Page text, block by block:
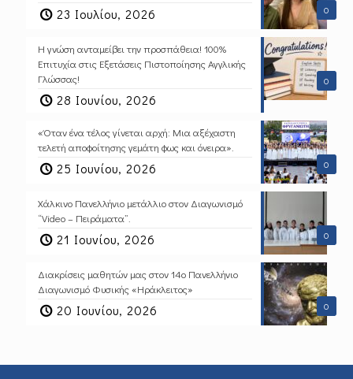
0
23 Ιουλίου, 2026
0
Η γνώση ανταμείβει την προσπάθεια! 100%
Επιτυχία στις Εξετάσεις Πιστοποίησης Αγγλικής
Γλώσσας!
28 Ιουνίου, 2026
0
«Όταν ένα τέλος γίνεται αρχή: Μια αξέχαστη
τελετή αποφοίτησης γεμάτη φως και όνειρα».
25 Ιουνίου, 2026
0
Χάλκινο Πανελλήνιο μετάλλιο στον Διαγωνισμό
“Video – Πειράματα”.
21 Ιουνίου, 2026
0
Διακρίσεις μαθητών μας στον 14ο Πανελλήνιο
Διαγωνισμό Φυσικής «Ηράκλειτος»
20 Ιουνίου, 2026